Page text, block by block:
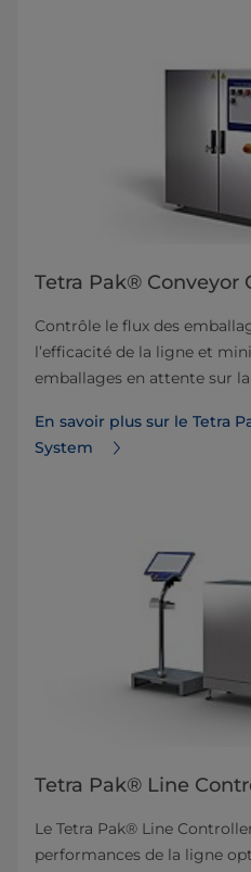
Tetra Pak® Conveyor
Contrôle le flux des
l’efficacité de la ligne et
emballages en attente sur
En savoir plus sur le Tetra
System
Tetra Pak® Line
Le Tetra Pak® Line
performances de la ligne